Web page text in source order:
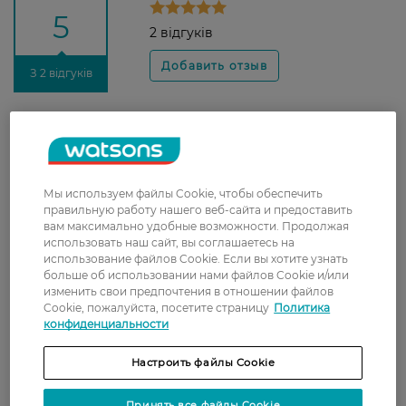
5
З 2 відгуків
2 відгуків
Валерія
6 июля, 2025
Чудовий засіб. Має маслянисту
для обличчя, добре вбирається
шкірою, не залишає плівку. Якщо
нанесла надмірно засобу, через
декілька хвилин прибираю його
салфеткою. Користуюсь улітку за
пару хвилин до виходу. Має
приємний запах. І ще, може це не
дуже правильно, але якщо засіб не
нанесла, а обличчя обгоріло, то я
ним також користувалась,
почервоніння проходило протягом
дня.
Мы используем файлы Cookie, чтобы обеспечить
правильную работу нашего веб-сайта и предоставить
вам максимально удобные возможности. Продолжая
использовать наш сайт, вы соглашаетесь на
использование файлов Cookie. Если вы хотите узнать
больше об использовании нами файлов Cookie и/или
изменить свои предпочтения в отношении файлов
Cookie, пожалуйста, посетите страницу Политика
конфиденциальности
Настроить файлы Cookie